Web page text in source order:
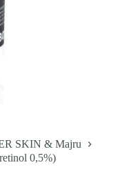
SKIN & Majru
0,5%)